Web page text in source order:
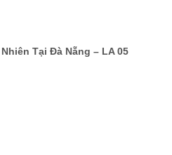
Tại Đà Nẵng – LA 05